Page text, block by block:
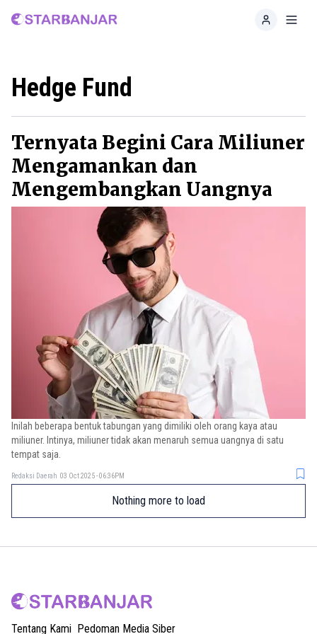
Home
Hedge Fund
Ternyata Begini Cara Miliuner
Mengamankan dan
Mengembangkan Uangnya
Inilah beberapa bentuk tabungan yang dimiliki oleh orang kaya atau
miliuner. Intinya, miliuner tidak akan menaruh semua uangnya di satu
tempat saja.
Redaksi Daerah 03 Oct 2025 - 06:36PM
Nothing more to load
Tentang Kami Pedoman Media Siber